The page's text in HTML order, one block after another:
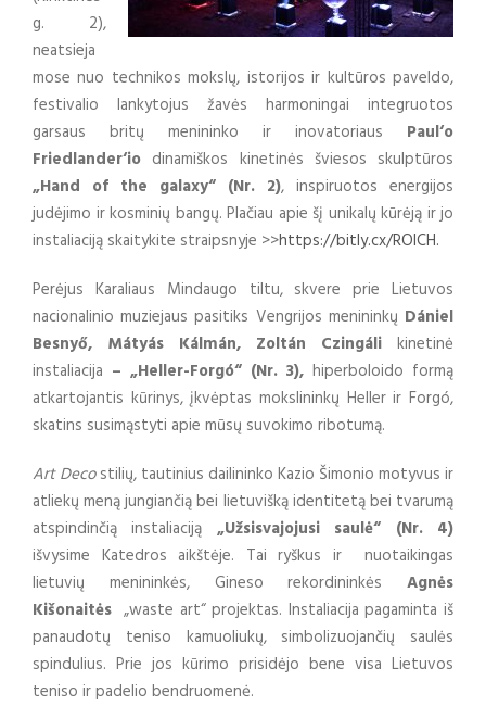
g. 2),
neatsieja
mose nuo technikos mokslų, istorijos ir kultūros paveldo,
festivalio lankytojus žavės harmoningai integruotos
garsaus britų menininko ir inovatoriaus Paul‘o
Friedlander‘io dinamiškos kinetinės šviesos skulptūros
„Hand of the galaxy“ (Nr. 2), inspiruotos energijos
judėjimo ir kosminių bangų. Plačiau apie šį unikalų kūrėją ir jo
instaliaciją skaitykite straipsnyje >>https://bitly.cx/ROlCH.
Perėjus Karaliaus Mindaugo tiltu, skvere prie Lietuvos
nacionalinio muziejaus pasitiks Vengrijos menininkų Dániel
Besnyő, Mátyás Kálmán, Zoltán Czingáli kinetinė
instaliacija – „Heller-Forgó“ (Nr. 3),hiperboloido formą
atkartojantis kūrinys, įkvėptas mokslininkų Heller ir Forgó,
skatins susimąstyti apie mūsų suvokimo ribotumą.
Art Decostilių, tautinius dailininko Kazio Šimonio motyvus ir
atliekų meną jungiančią bei lietuvišką identitetą bei tvarumą
atspindinčią instaliaciją „Užsisvajojusi saulė“ (Nr. 4)
išvysime Katedros aikštėje. Tai ryškus ir nuotaikingas
lietuvių menininkės, Gineso rekordininkės Agnės
Kišonaitės„waste art“ projektas. Instaliacija pagaminta iš
panaudotų teniso kamuoliukų, simbolizuojančių saulės
spindulius. Prie jos kūrimo prisidėjo bene visa Lietuvos
teniso ir padelio bendruomenė.